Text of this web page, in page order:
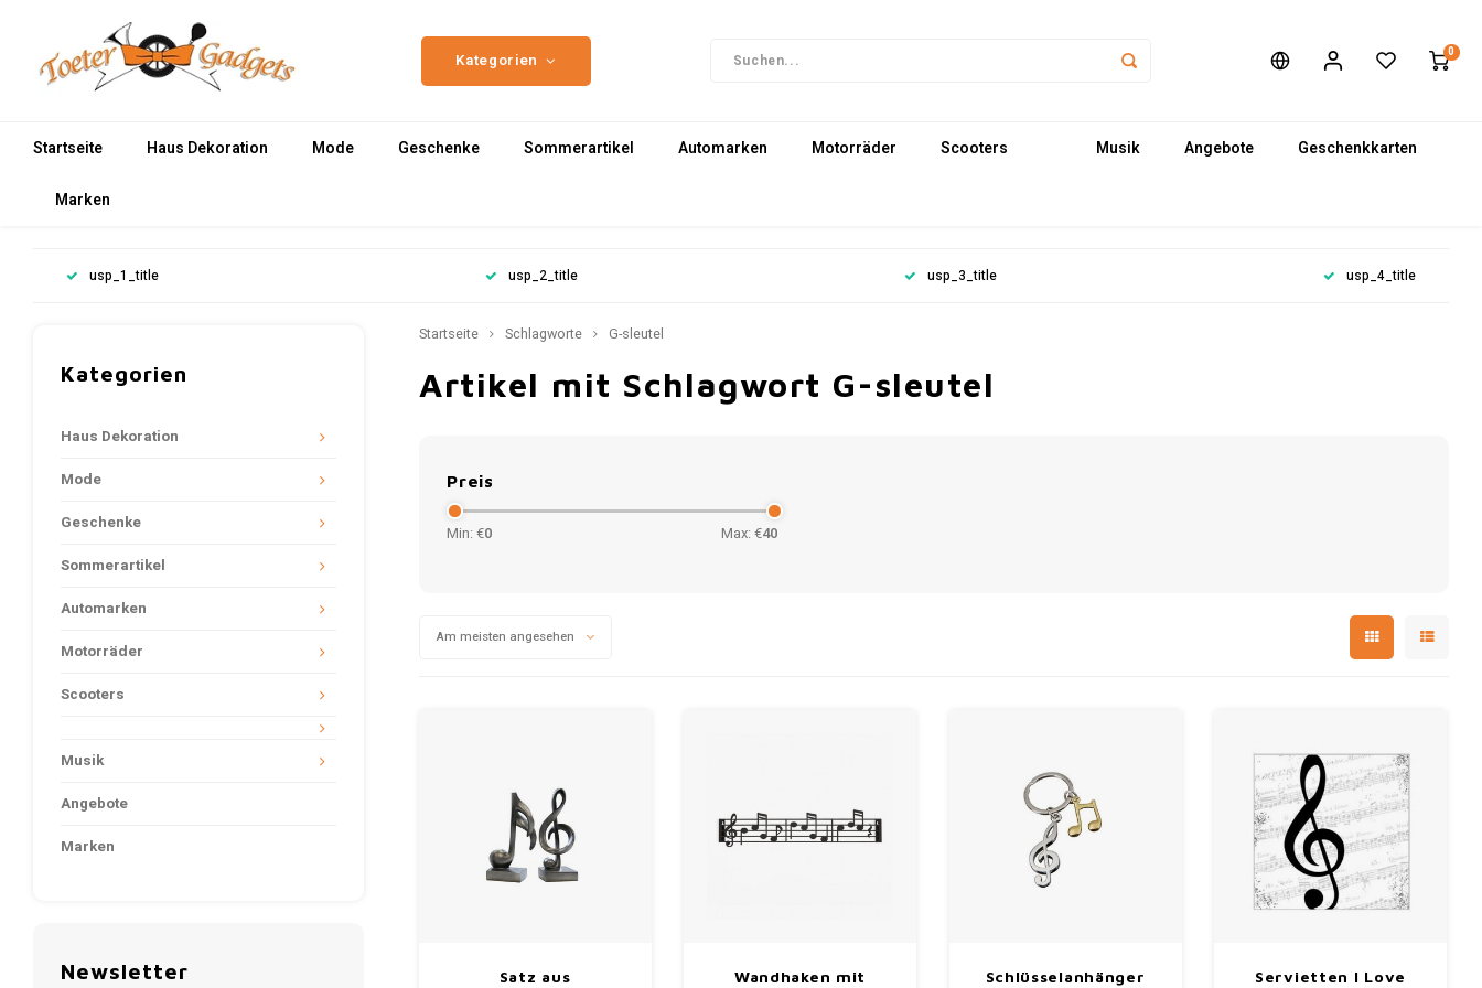
Kategorien 0
Startseite Haus Dekoration Mode Geschenke Sommerartikel Automarken Motorräder Scooters Musik Angebote Geschenkkarten
Marken
usp_1_title usp_2_title usp_3_title usp_4_title
Kategorien
Haus Dekoration
Mode
Geschenke
Sommerartikel
Automarken
Motorräder
Scooters
Musik
Angebote
Marken
Newsletter
Startseite Schlagworte G-sleutel
Artikel mit Schlagwort G-sleutel
Preis
Min: €0 Max: €40
Am meisten angesehen
Satz aus
Wandhaken mit
Schlüsselanhänger
Servietten I Love